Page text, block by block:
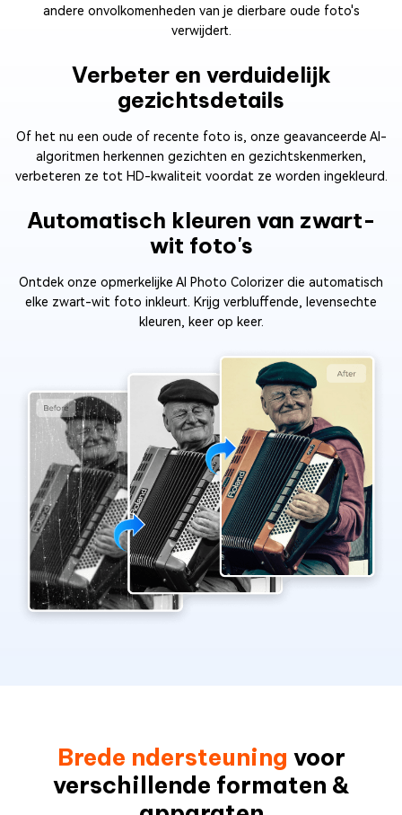
andere onvolkomenheden van je dierbare oude foto's
verwijdert.
Verbeter en verduidelijk
gezichtsdetails
Of het nu een oude of recente foto is, onze geavanceerde AI-
algoritmen herkennen gezichten en gezichtskenmerken,
verbeteren ze tot HD-kwaliteit voordat ze worden ingekleurd.
Automatisch kleuren van zwart-
wit foto's
Ontdek onze opmerkelijke AI Photo Colorizer die automatisch
elke zwart-wit foto inkleurt. Krijg verbluffende, levensechte
kleuren, keer op keer.
Brede ndersteuning voor
verschillende formaten &